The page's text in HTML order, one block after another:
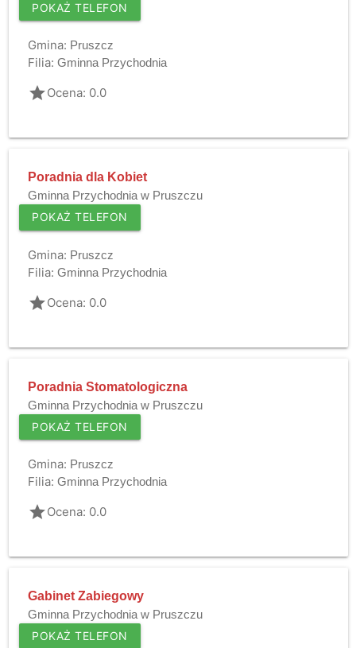
POKAŻ TELEFON
Gmina: Pruszcz
Filia: Gminna Przychodnia
gradeOcena: 0.0
Poradnia dla Kobiet
Gminna Przychodnia w Pruszczu
POKAŻ TELEFON
Gmina: Pruszcz
Filia: Gminna Przychodnia
gradeOcena: 0.0
Poradnia Stomatologiczna
Gminna Przychodnia w Pruszczu
POKAŻ TELEFON
Gmina: Pruszcz
Filia: Gminna Przychodnia
gradeOcena: 0.0
Gabinet Zabiegowy
Gminna Przychodnia w Pruszczu
POKAŻ TELEFON